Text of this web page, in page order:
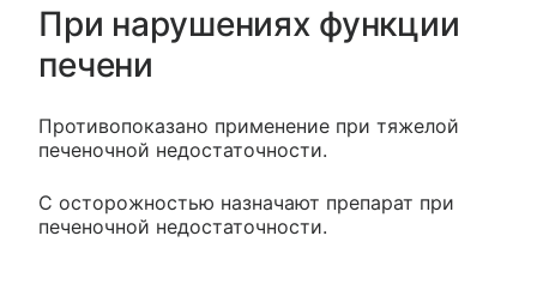
При нарушениях функции
печени
Противопоказано применение при тяжелой
печеночной недостаточности.
С осторожностью назначают препарат при
печеночной недостаточности.